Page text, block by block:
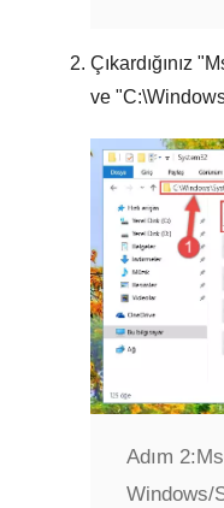
Çıkardığınız "
ve "
Adım 2:
Windows/